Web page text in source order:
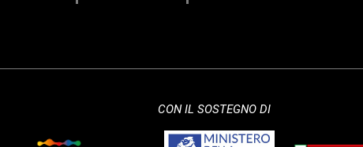
CON IL SOSTEGNO DI